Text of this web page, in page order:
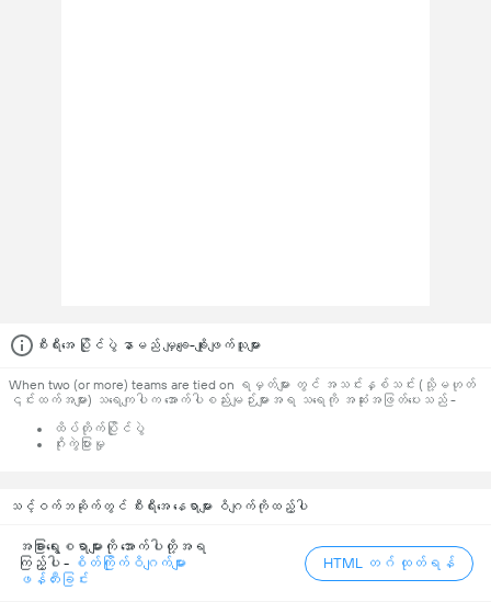
စီးရီးအေ ပြိုင်ပွဲ နာမည် မျှချေ-ချိုးဖျက်သူများ
When two (or more) teams are tied on ရမှတ်များ တွင် အသင်းနှစ်သင်း (သို့မဟုတ်
၎င်းထက်အများ) သရေကျပါက အောက်ပါစည်းမျဉ်းများအရ သရေကို အဆုံးအဖြတ်ပေးသည် -
ထိပ်တိုက်ပြိုင်ပွဲ
ဂိုးကွဲပြားမှု
သင့်ဝက်ဘဆိုက်တွင် စီးရီးအေ နေရာများ ဝိဂျက်ကိုထည့်ပါ
အခြားရွေးစရာများကို အောက်ပါတို့အရ
ကြည့်ပါ - စိတ်ကြိုက်ဝိဂျက်များ
ဖန်တီးခြင်း
HTML တဂ် ထုတ်ရန်